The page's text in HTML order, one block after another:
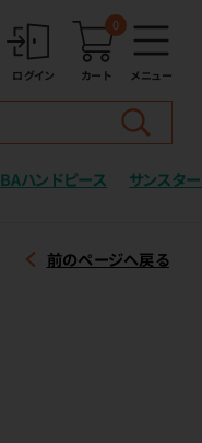
ログイン カート
0
メニュー
BAハンドピース サンスター
前のページへ戻る